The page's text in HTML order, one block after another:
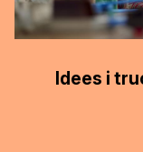
Idees i